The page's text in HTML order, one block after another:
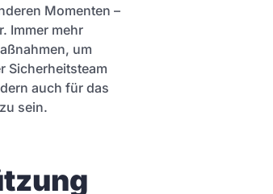
Momenten –
Immer mehr
um
Sicherheitsteam
auch für das
sein.